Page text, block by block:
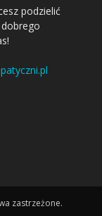
podzielić
zastrzeżone.